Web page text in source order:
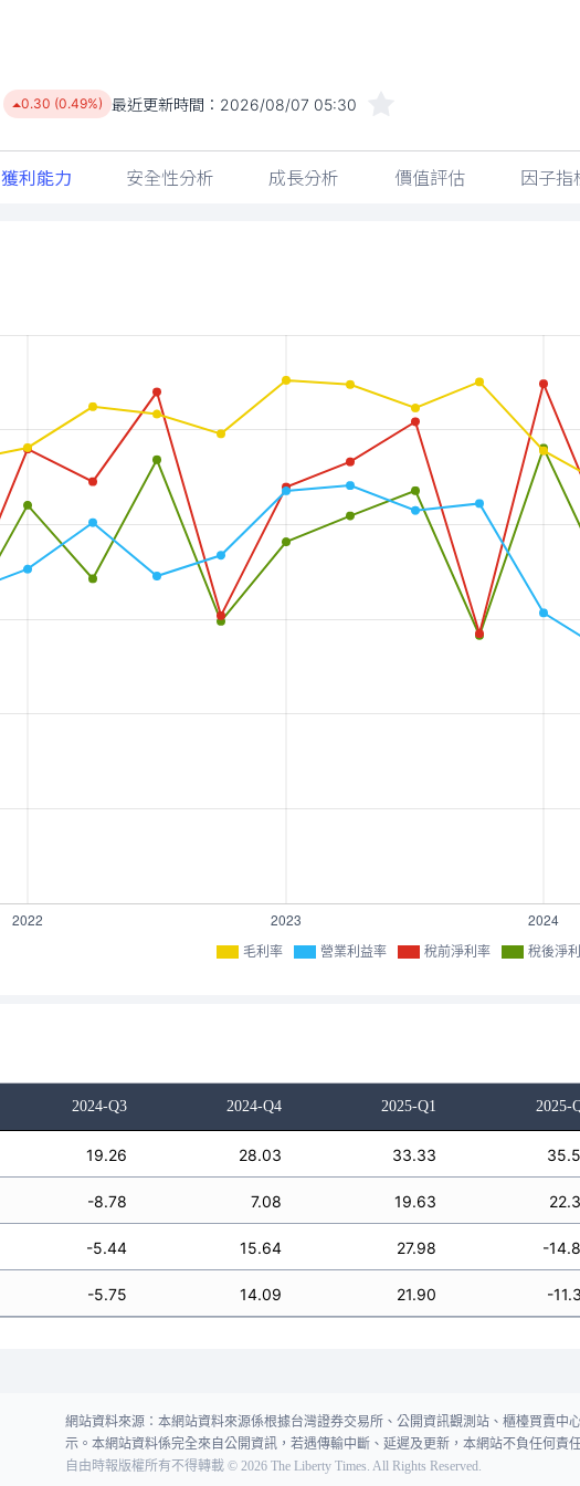
0.30 (0.49%) 最近更新時間： 2026/08/07 05:30
獲利能力 安全性分析 成長分析 價值評估 因子指
毛利率 營業利益率 稅前淨利率 稅後淨
2024-Q3 2024-Q4 2025-Q1 2025-
19.26 28.03 33.33
-8.78 7.08 19.63
-5.44 15.64 27.98 -
-5.75 14.09 21.90 -
網站資料來源：本網站資料來源係根據台灣證券交易所、公開資訊觀測站、櫃檯買賣
示。本網站資料係完全來自公開資訊，若遇傳輸中斷、延遲及更新，本網站不負任何責
自由時報版權所有不得轉載 © 2026 The Liberty Times. All Rights Reserved.